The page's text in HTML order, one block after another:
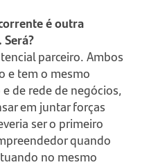
é outra
parceiro. Ambos
e tem o mesmo
de rede de negócios,
em juntar forças
ser o primeiro
quando
no mesmo